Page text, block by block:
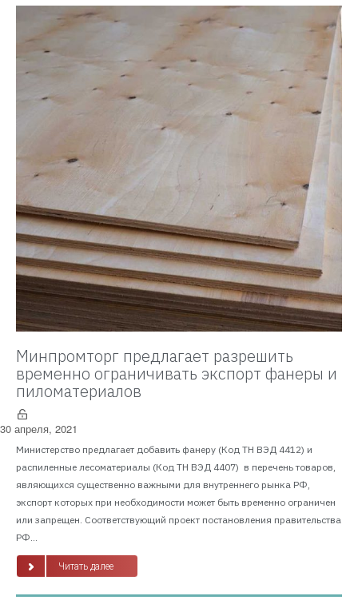
Минпромторг предлагает разрешить
временно ограничивать экспорт фанеры и
пиломатериалов
30 апреля, 2021
Министерство предлагает добавить фанеру (Код ТН ВЭД 4412) и
распиленные лесоматериалы (Код ТН ВЭД 4407) в перечень товаров,
являющихся существенно важными для внутреннего рынка РФ,
экспорт которых при необходимости может быть временно ограничен
или запрещен. Соответствующий проект постановления правительства
РФ...
Читать далее